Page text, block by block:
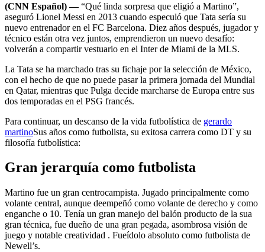
(CNN Español) —“Qué linda sorpresa que eligió a Martino”,
aseguró Lionel Messi en 2013 cuando especuló que Tata sería su
nuevo entrenador en el FC Barcelona. Diez años después, jugador y
técnico están otra vez juntos, emprendieron un nuevo desafío:
volverán a compartir vestuario en el Inter de Miami de la MLS.
La Tata se ha marchado tras su fichaje por la selección de México,
con el hecho de que no puede pasar la primera jornada del Mundial
en Qatar, mientras que Pulga decide marcharse de Europa entre sus
dos temporadas en el PSG francés.
Para continuar, un descanso de la vida futbolística de gerardo
martinoSus años como futbolista, su exitosa carrera como DT y su
filosofía futbolística:
Gran jerarquía como futbolista
Martino fue un gran centrocampista. Jugado principalmente como
volante central, aunque deempeñó como volante de derecho y como
enganche o 10. Tenía un gran manejo del balón producto de la sua
gran técnica, fue dueño de una gran pegada, asombrosa visión de
juego y notable creatividad . Fueídolo absoluto como futbolista de
Newell’s.